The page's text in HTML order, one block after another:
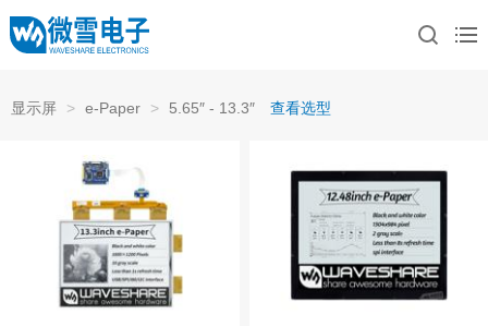
显示屏 > e-Paper > 5.65″ - 13.3″ 查看选型